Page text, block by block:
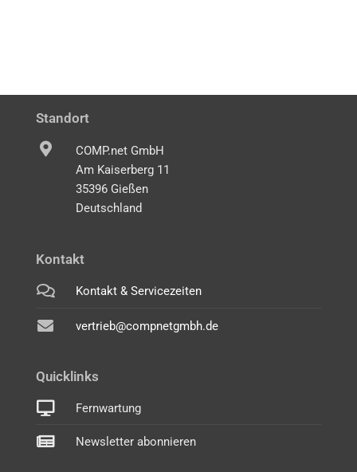
Standort
COMP.net GmbH
Am Kaiserberg 11
35396 Gießen
Deutschland
Kontakt
Kontakt & Servicezeiten
vertrieb@compnetgmbh.de
Quicklinks
Fernwartung
Newsletter abonnieren